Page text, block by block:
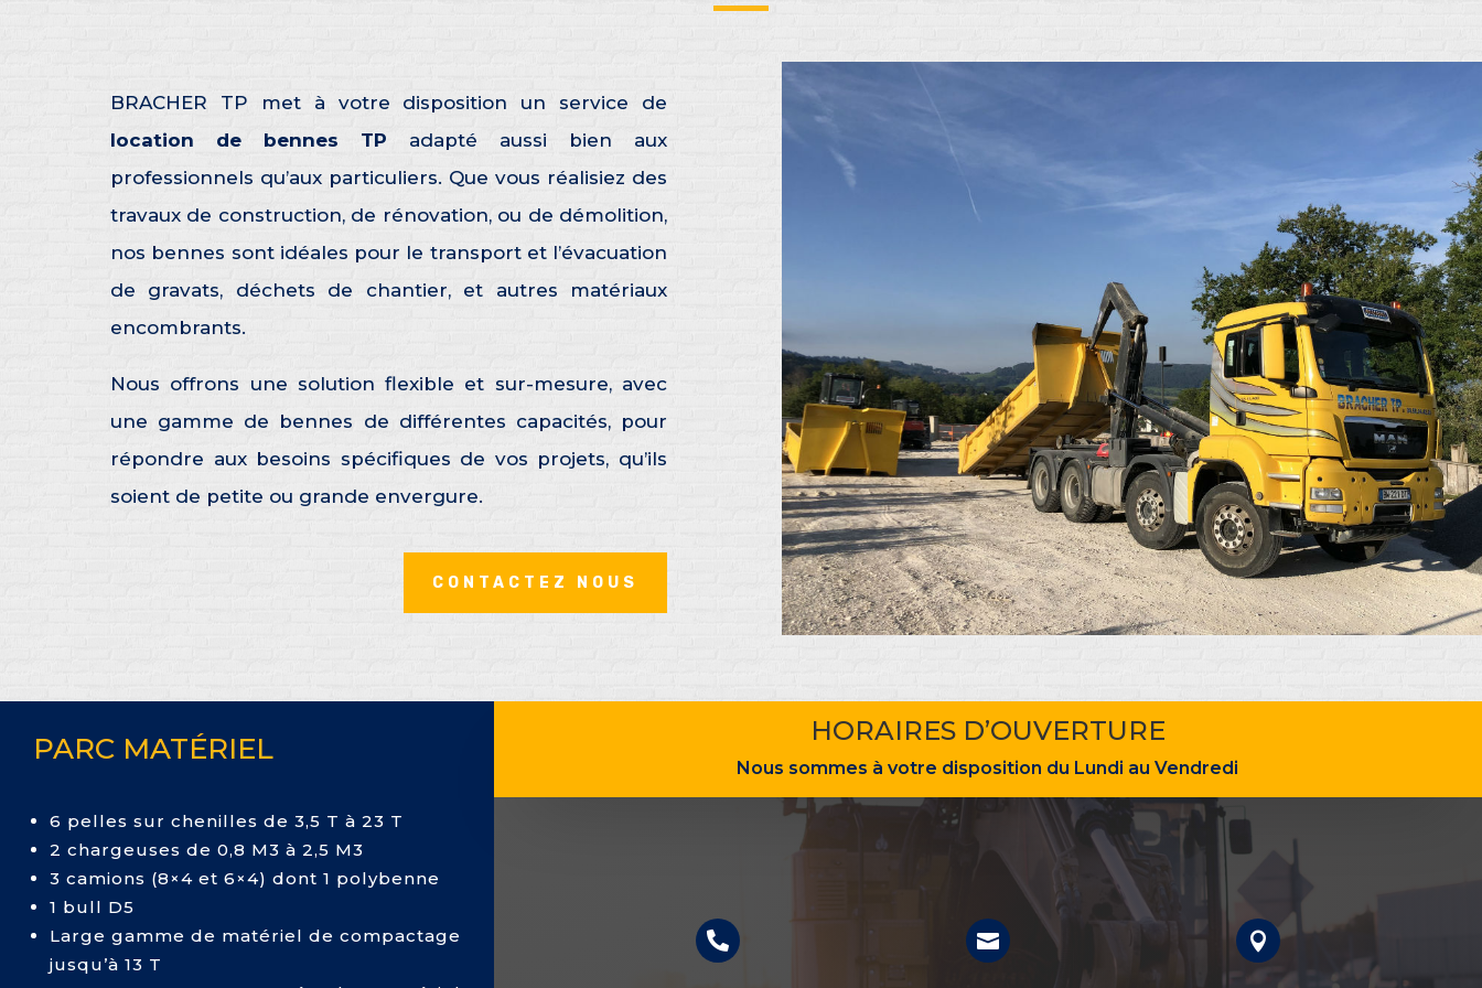
BRACHER TP met à votre disposition un service de
location de bennes TP adapté aussi bien aux
professionnels qu’aux particuliers. Que vous réalisiez des
travaux de construction, de rénovation, ou de démolition,
nos bennes sont idéales pour le transport et l’évacuation
de gravats, déchets de chantier, et autres matériaux
encombrants.
Nous offrons une solution flexible et sur-mesure, avec
une gamme de bennes de différentes capacités, pour
répondre aux besoins spécifiques de vos projets, qu’ils
soient de petite ou grande envergure.
CONTACTEZ NOUS
PARC MATÉRIEL
6 pelles sur chenilles de 3,5 T à 23 T
2 chargeuses de 0,8 M3 à 2,5 M3
3 camions (8×4 et 6×4) dont 1 polybenne
1 bull D5
Large gamme de matériel de compactage
jusqu’à 13 T
HORAIRES D’OUVERTURE
Nous sommes à votre disposition du Lundi au Vendredi
  